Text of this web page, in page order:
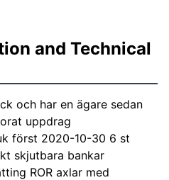
and Technical
och har en ägare sedan
uppdrag
först 2020-10-30 6 st
skjutbara bankar
ROR axlar med